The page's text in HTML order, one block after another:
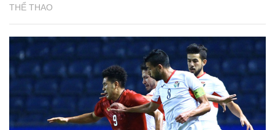
THỂ THAO